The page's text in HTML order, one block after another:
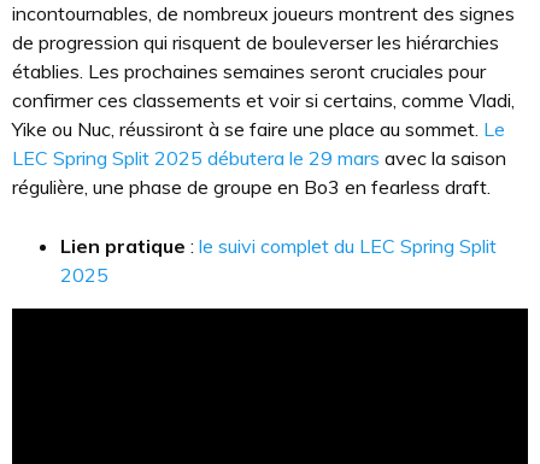
incontournables, de nombreux joueurs montrent des signes
de progression qui risquent de bouleverser les hiérarchies
établies. Les prochaines semaines seront cruciales pour
confirmer ces classements et voir si certains, comme Vladi,
Yike ou Nuc, réussiront à se faire une place au sommet. Le
LEC Spring Split 2025 débutera le 29 mars avec la saison
régulière, une phase de groupe en Bo3 en fearless draft.
Lien pratique : le suivi complet du LEC Spring Split
2025